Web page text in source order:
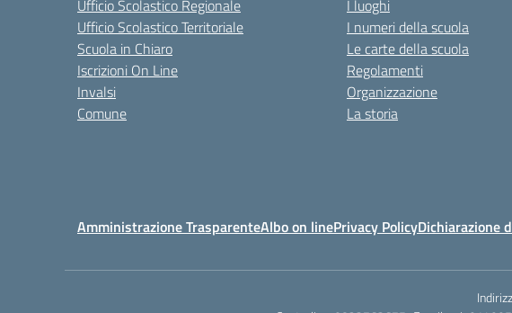
Ufficio Scolastico Regionale
Ufficio Scolastico Territoriale
Scuola in Chiaro
Iscrizioni On Line
Invalsi
Comune
I luoghi
I numeri della scuola
Le carte della scuola
Regolamenti
Organizzazione
La storia
Amministrazione TrasparenteAlbo on linePrivacy PolicyDichiarazione